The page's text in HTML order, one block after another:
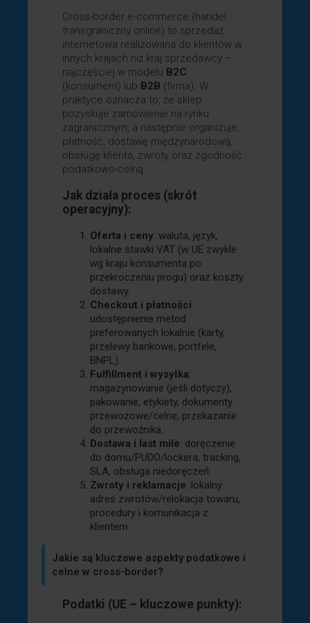
Cross-border e-commerce (handel
transgraniczny online) to sprzedaż
internetowa realizowana do klientów w
innych krajach niż kraj sprzedawcy –
najczęściej w modelu B2C
(konsument) lub B2B (firma). W
praktyce oznacza to, że sklep
pozyskuje zamówienie na rynku
zagranicznym, a następnie organizuje:
płatność, dostawę międzynarodową,
obsługę klienta, zwroty oraz zgodność
podatkowo-celną.
Jak działa proces (skrót
operacyjny):
Oferta i ceny: waluta, język,
lokalne stawki VAT (w UE zwykle
wg kraju konsumenta po
przekroczeniu progu) oraz koszty
dostawy.
Checkout i płatności:
udostępnienie metod
preferowanych lokalnie (karty,
przelewy bankowe, portfele,
BNPL).
Fulfillment i wysyłka:
magazynowanie (jeśli dotyczy),
pakowanie, etykiety, dokumenty
przewozowe/celne, przekazanie
do przewoźnika.
Dostawa i last mile: doręczenie
do domu/PUDO/lockera, tracking,
SLA, obsługa niedoręczeń.
Zwroty i reklamacje: lokalny
adres zwrotów/relokacja towaru,
procedury i komunikacja z
klientem.
Jakie są kluczowe aspekty podatkowe i
celne w cross-border?
Podatki (UE – kluczowe punkty):